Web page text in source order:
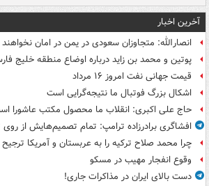
آخرین اخبار
انصارالله: متجاوزان سعودی در یمن در امان نخواهند
پوتین و محمد بن زاید درباره اوضاع منطقه خلیج
قیمت جهانی نفت امروز ۱۶ مرداد
اشکال بزرگ فوتبال ما نتیجه‌گرایی است
حاج علی اکبری: انقلاب ما محصول مکتب عاشورا
افشاگری برادرزاده ترامپ: تمام تصمیم‌هایش از
چرا محمد صلاح ترکیه را به عربستان و آمریکا ترجیح
وقوع انفجار مهیب در مسکو
دست بالای ایران در مذاکرات جاری!